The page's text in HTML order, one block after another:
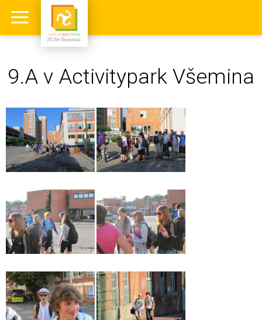
9.A v Activitypark Všemina